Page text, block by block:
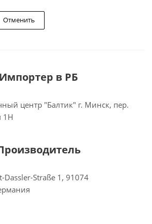
Отменить
Импортер в РБ
центр "Балтик" г. Минск, пер.
1Н
Dassler-Straße 1, 91074